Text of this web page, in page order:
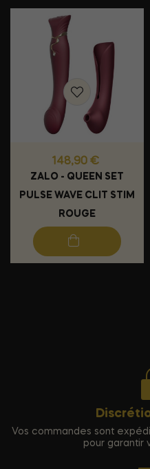
Prix
148,90 €
ZALO - QUEEN SET
PULSE WAVE CLIT STIM
ROUGE
Vos commandes sont
pour garantir